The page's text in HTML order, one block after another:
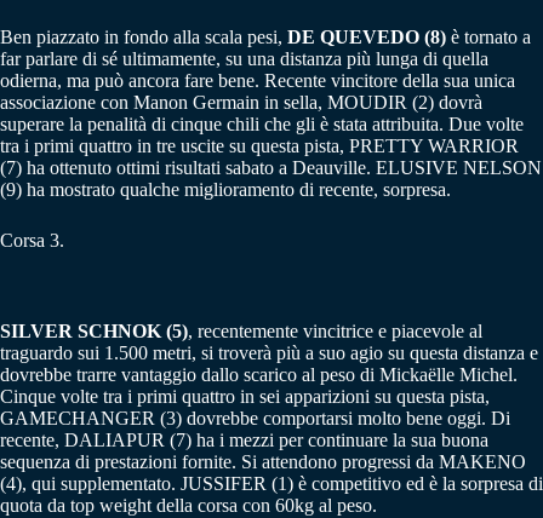
Ben piazzato in fondo alla scala pesi, DE QUEVEDO (8) è tornato a
far parlare di sé ultimamente, su una distanza più lunga di quella
odierna, ma può ancora fare bene. Recente vincitore della sua unica
associazione con Manon Germain in sella, MOUDIR (2) dovrà
superare la penalità di cinque chili che gli è stata attribuita. Due volte
tra i primi quattro in tre uscite su questa pista, PRETTY WARRIOR
(7) ha ottenuto ottimi risultati sabato a Deauville. ELUSIVE NELSON
(9) ha mostrato qualche miglioramento di recente, sorpresa.
Corsa 3.
SILVER SCHNOK (5), recentemente vincitrice e piacevole al
traguardo sui 1.500 metri, si troverà più a suo agio su questa distanza e
dovrebbe trarre vantaggio dallo scarico al peso di Mickaëlle Michel.
Cinque volte tra i primi quattro in sei apparizioni su questa pista,
GAMECHANGER (3) dovrebbe comportarsi molto bene oggi. Di
recente, DALIAPUR (7) ha i mezzi per continuare la sua buona
sequenza di prestazioni fornite. Si attendono progressi da MAKENO
(4), qui supplementato. JUSSIFER (1) è competitivo ed è la sorpresa di
quota da top weight della corsa con 60kg al peso.